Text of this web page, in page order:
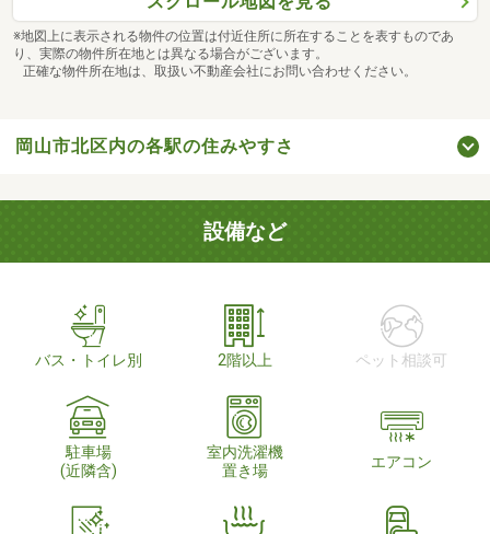
※地図上に表示される物件の位置は付近住所に所在することを表すものであ
り、実際の物件所在地とは異なる場合がございます。
正確な物件所在地は、取扱い不動産会社にお問い合わせください。
岡山市北区内の各駅の住みやすさ
設備など
バス・トイレ別 2階以上 ペット相談可
駐車場
(近隣含)
室内洗濯機
置き場
エアコン